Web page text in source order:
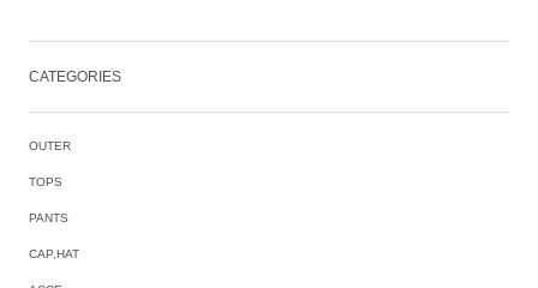
CATEGORIES
OUTER
TOPS
PANTS
CAP,HAT